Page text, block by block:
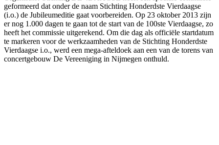
geformeerd dat onder de naam Stichting Honderdste Vierdaagse
(i.o.) de Jubileumeditie gaat voorbereiden. Op 23 oktober 2013 zijn
er nog 1.000 dagen te gaan tot de start van de 100ste Vierdaagse, zo
heeft het commissie uitgerekend. Om die dag als officiële startdatum
te markeren voor de werkzaamheden van de Stichting Honderdste
Vierdaagse i.o., werd een mega-afteldoek aan een van de torens van
concertgebouw De Vereeniging in Nijmegen onthuld.